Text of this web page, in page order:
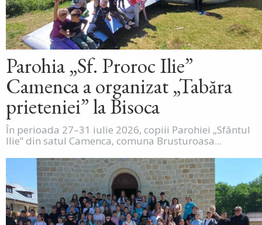
Parohia „Sf. Proroc Ilie”
Camenca a organizat „Tabăra
prieteniei” la Bisoca
În perioada 27–31 iulie 2026, copiii Parohiei „Sfântul
Ilie” din satul Camenca, comuna Brusturoasa...